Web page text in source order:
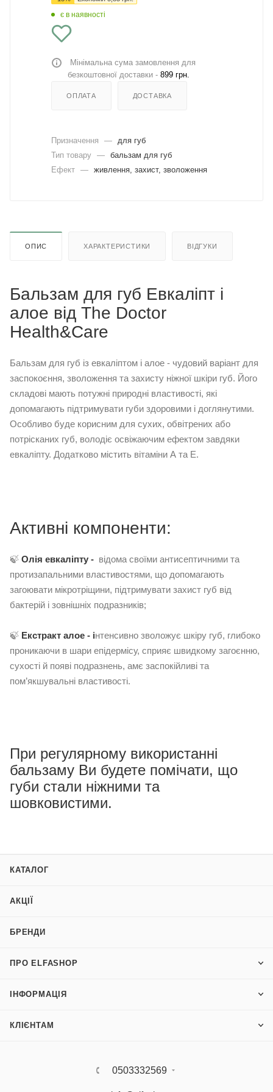
є в наявності
Мінімальна сума замовлення для
безкоштовної доставки - 899 грн.
ОПЛАТА ДОСТАВКА
Призначення —
для губ
Тип товару — бальзам для губ
Ефект — живлення, захист, зволоження
ОПИС ХАРАКТЕРИСТИКИ ВІДГУКИ
Бальзам для губ Евкаліпт і
алое від The Doctor
Health&Care
Бальзам для губ із евкаліптом і алое - чудовий варіант для
заспокоєння, зволоження та захисту ніжної шкіри губ. Його
складові мають потужні природні властивості, які
допомагають підтримувати губи здоровими і доглянутими.
Особливо буде корисним для сухих, обвітрених або
потрісканих губ, володіє освіжаючим ефектом завдяки
евкаліпту. Додатково містить вітаміни А та Е.
Активні компоненти:
🍃 Олія евкаліпту - відома своїми антисептичними та
протизапальними властивостями, що допомагають
загоювати мікротріщини, підтримувати захист губ від
бактерій і зовнішніх подразників;
🍃 Екстракт алое - інтенсивно зволожує шкіру губ, глибоко
проникаючи в шари епідермісу, сприяє швидкому загоєнню,
сухості й появі подразнень, амє заспокійливі та
пом’якшувальні властивості.
При регулярному використанні
бальзаму Ви будете помічати, що
губи стали ніжними та
шовковистими.
КАТАЛОГ
АКЦІЇ
БРЕНДИ
ПРО ELFASHOP
ІНФОРМАЦІЯ
КЛІЄНТАМ
0503332569